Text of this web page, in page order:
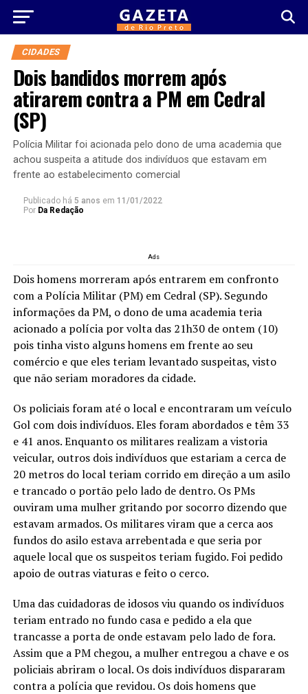
CIDADES
Dois bandidos morrem após
atirarem contra a PM em Cedral
(SP)
Polícia Militar foi acionada pelo dono de uma academia que
achou suspeita a atitude dos indivíduos que estavam em
frente ao estabelecimento comercial
Publicado há 5 anos em 11/01/2022
Por Da Redação
Ads
Dois homens morreram após entrarem em confronto
com a Polícia Militar (PM) em Cedral (SP). Segundo
informações da PM, o dono de uma academia teria
acionado a polícia por volta das 21h30 de ontem (10)
pois tinha visto alguns homens em frente ao seu
comércio e que eles teriam levantado suspeitas, visto
que não seriam moradores da cidade.
Os policiais foram até o local e encontraram um veículo
Gol com dois indivíduos. Eles foram abordados e têm 33
e 41 anos. Enquanto os militares realizam a vistoria
veicular, outros dois indivíduos que estariam a cerca de
20 metros do local teriam corrido em direção a um asilo
e trancado o portão pelo lado de dentro. Os PMs
ouviram uma mulher gritando por socorro dizendo que
estavam armados. Os militares viram que a cerca aos
fundos do asilo estava arrebentada e que seria por
aquele local que os suspeitos teriam fugido. Foi pedido
apoio de outras viaturas e feito o cerco.
Uma das cuidadoras de idosos viu quando os indivíduos
teriam entrado no fundo casa e pedido a ela que
trancasse a porta de onde estavam pelo lado de fora.
Assim que a PM chegou, a mulher entregou a chave e os
policiais abriram o local. Os dois indivíduos dispararam
contra a polícia que revidou. Os dois homens que